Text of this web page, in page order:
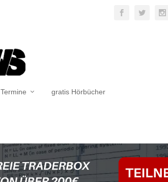
Termine gratis Hörbücher